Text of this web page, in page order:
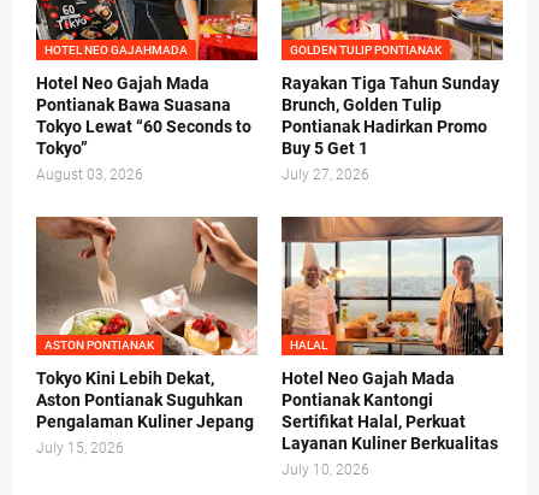
HOTEL NEO GAJAHMADA
Hotel Neo Gajah Mada
Pontianak Bawa Suasana
Tokyo Lewat “60 Seconds to
Tokyo”
August 03, 2026
GOLDEN TULIP PONTIANAK
Rayakan Tiga Tahun Sunday
Brunch, Golden Tulip
Pontianak Hadirkan Promo
Buy 5 Get 1
July 27, 2026
ASTON PONTIANAK
Tokyo Kini Lebih Dekat,
Aston Pontianak Suguhkan
Pengalaman Kuliner Jepang
July 15, 2026
HALAL
Hotel Neo Gajah Mada
Pontianak Kantongi
Sertifikat Halal, Perkuat
Layanan Kuliner Berkualitas
July 10, 2026